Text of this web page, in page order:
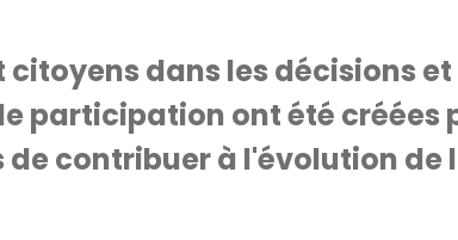
dans les décisions
participation ont été
contribuer à l'évolution de